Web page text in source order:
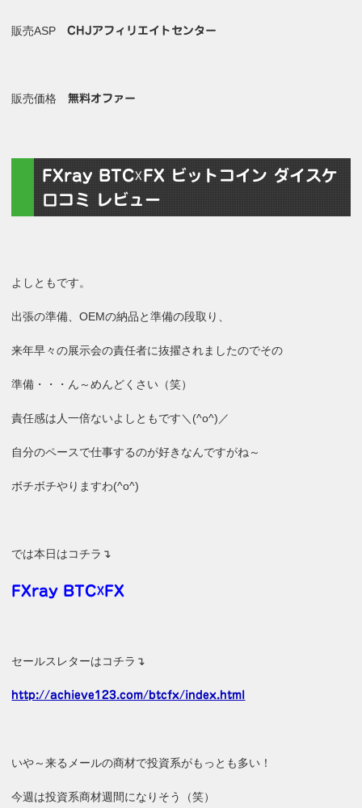
販売ASPCHJアフィリエイトセンター
販売価格無料オファー
FXray BTC☓FX ビットコイン ダイスケ
口コミ レビュー
よしともです。
出張の準備、OEMの納品と準備の段取り、
来年早々の展示会の責任者に抜擢されましたのでその
準備・・・ん～めんどくさい（笑）
責任感は人一倍ないよしともです＼(^o^)／
自分のペースで仕事するのが好きなんですがね～
ボチボチやりますわ(^o^)
では本日はコチラ↴
FXray BTC☓FX
セールスレターはコチラ↴
http://achieve123.com/btcfx/index.html
いや～来るメールの商材で投資系がもっとも多い！
今週は投資系商材週間になりそう（笑）